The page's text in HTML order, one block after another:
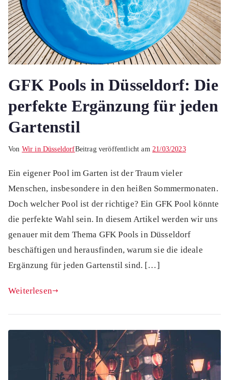
GFK Pools in Düsseldorf: Die
perfekte Ergänzung für jeden
Gartenstil
Von Wir in DüsseldorfBeitrag veröffentlicht am 21/03/2023
Ein eigener Pool im Garten ist der Traum vieler
Menschen, insbesondere in den heißen Sommermonaten.
Doch welcher Pool ist der richtige? Ein GFK Pool könnte
die perfekte Wahl sein. In diesem Artikel werden wir uns
genauer mit dem Thema GFK Pools in Düsseldorf
beschäftigen und herausfinden, warum sie die ideale
Ergänzung für jeden Gartenstil sind. […]
Weiterlesen